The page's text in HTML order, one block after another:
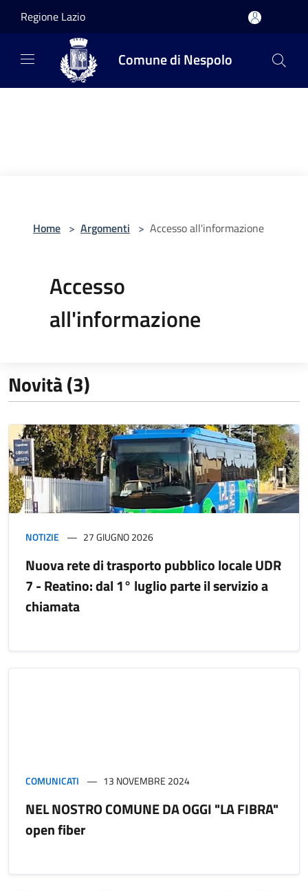
Regione Lazio
Comune di Nespolo
Home > Argomenti > Accesso all'informazione
Accesso
all'informazione
Novità (3)
NOTIZIE 27 GIUGNO 2026
Nuova rete di trasporto pubblico locale UDR
7 - Reatino: dal 1° luglio parte il servizio a
chiamata
COMUNICATI 13 NOVEMBRE 2024
NEL NOSTRO COMUNE DA OGGI "LA FIBRA"
open fiber